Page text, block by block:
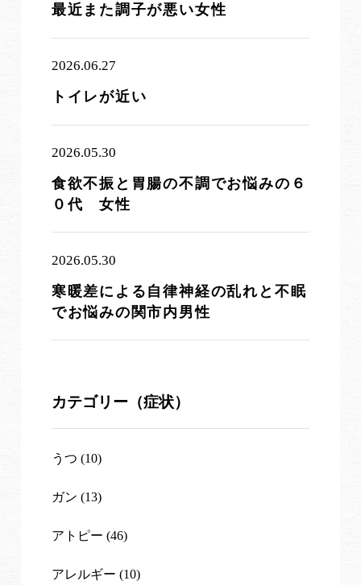
最近また調子が悪い女性
2026.06.27
トイレが近い
2026.05.30
食欲不振と胃腸の不調でお悩みの６
０代 女性
2026.05.30
寒暖差による自律神経の乱れと不眠
でお悩みの関市内男性
カテゴリー（症状）
うつ (10)
ガン (13)
アトピー (46)
アレルギー (10)